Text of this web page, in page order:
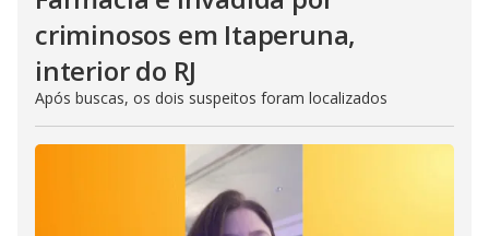
criminosos em Itaperuna,
interior do RJ
Após buscas, os dois suspeitos foram localizados